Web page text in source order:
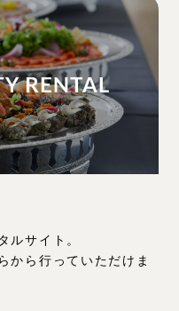
ルサイト。
から行っていただけま